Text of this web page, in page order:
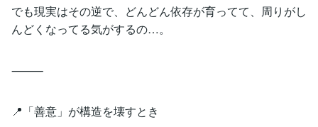
でも現実はその逆で、どんどん依存が育ってて、周りがし
んどくなってる気がするの…。
⸻
📍「善意」が構造を壊すとき